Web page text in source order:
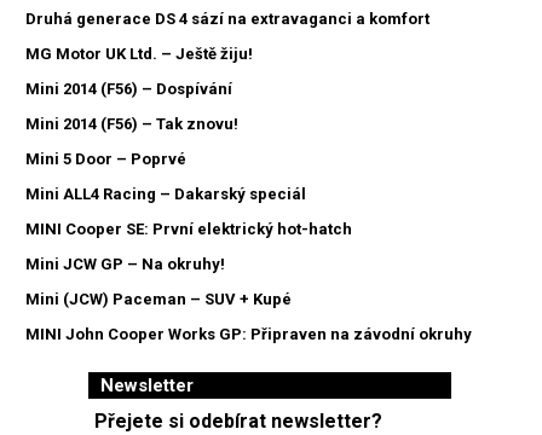
Druhá generace DS 4 sází na extravaganci a komfort
MG Motor UK Ltd. – Ještě žiju!
Mini 2014 (F56) – Dospívání
Mini 2014 (F56) – Tak znovu!
Mini 5 Door – Poprvé
Mini ALL4 Racing – Dakarský speciál
MINI Cooper SE: První elektrický hot-hatch
Mini JCW GP – Na okruhy!
Mini (JCW) Paceman – SUV + Kupé
MINI John Cooper Works GP: Připraven na závodní okruhy
Newsletter
Přejete si odebírat newsletter?